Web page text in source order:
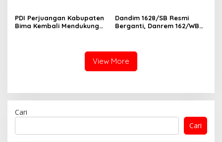
PDI Perjuangan Kabupaten
Bima Kembali Mendukung
Dandim 1628/SB Resmi
Berganti, ​Danrem 162/WB
View More
Cari
Cari